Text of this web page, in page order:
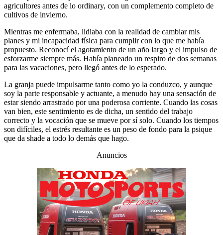
agricultores antes de lo ordinary, con un complemento completo de
cultivos de invierno.
Mientras me enfermaba, lidiaba con la realidad de cambiar mis
planes y mi incapacidad física para cumplir con lo que me había
propuesto. Reconocí el agotamiento de un año largo y el impulso de
esforzarme siempre más. Había planeado un respiro de dos semanas
para las vacaciones, pero llegó antes de lo esperado.
La granja puede impulsarme tanto como yo la conduzco, y aunque
soy la parte responsable y actuante, a menudo hay una sensación de
estar siendo arrastrado por una poderosa corriente. Cuando las cosas
van bien, este sentimiento es de dicha, un sentido del trabajo
correcto y la vocación que se mueve por sí solo. Cuando los tiempos
son difíciles, el estrés resultante es un peso de fondo para la psique
que da shade a todo lo demás que hago.
Anuncios